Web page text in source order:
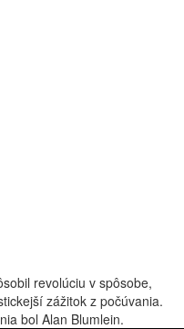
revolúciu v spôsobe,
zážitok z počúvania.
bol Alan Blumlein.